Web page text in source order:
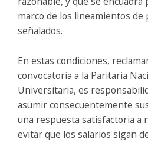
marco de los lineamientos de
señalados.
En estas condiciones,
convocatoria a la Paritaria
Universitaria, es
asumir consecuentemente
una respuesta satisfactoria a
evitar que los salarios sigan